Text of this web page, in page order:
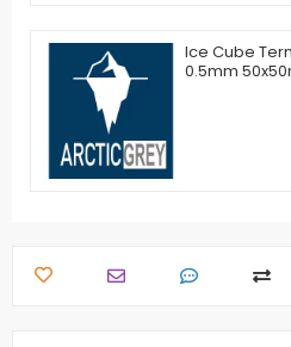
Ice Cube
0.5mm